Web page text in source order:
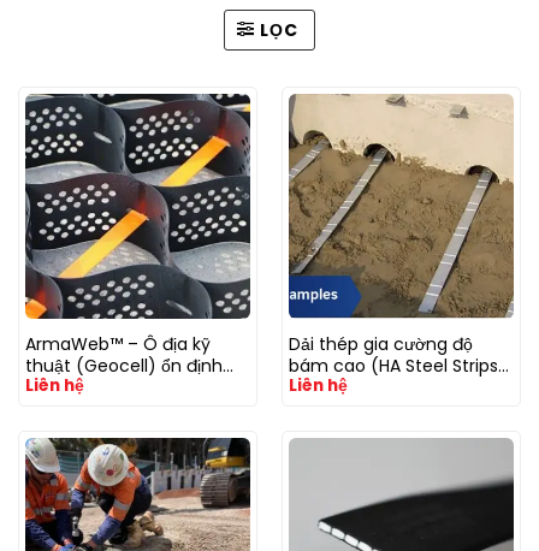
LỌC
ArmaWeb™ – Ô địa kỹ
thuật (Geocell) ổn định
nền & mái dốc
Liên hệ
Dải thép gia cường độ
bám cao (HA Steel Strips)
– cốt thép mạ kẽm
Liên hệ